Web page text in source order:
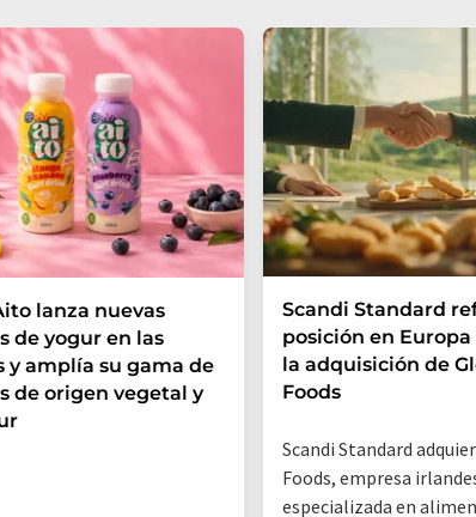
lanza nuevas
de yogur en las
y amplía su gama de
de origen vegetal y
Scandi Standard
posición en
la adquisición de
Foods
Scandi Standard
Foods, empresa
especializada en